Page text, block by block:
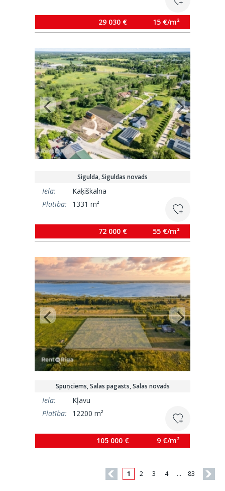
29 030 € 15 €/m²
Sigulda, Siguldas novads
Iela:
Kaķīškalna
Platība:
1331 m²
72 000 € 55 €/m²
Spuņciems, Salas pagasts, Salas novads
Iela:
Kļavu
Platība:
12200 m²
105 000 € 9 €/m²
1 2 3 4 … 83